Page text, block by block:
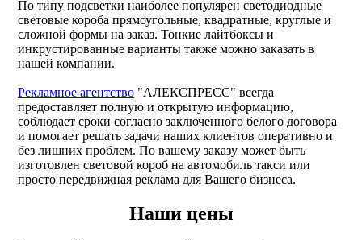
По типу подсветки наиболее популярен светодиодные
световые короба прямоугольные, квадратные, круглые и
сложной формы на заказ. Тонкие лайтбоксы и
инкрустированные варианты также можно заказать в
нашей компании.
Рекламное агентство "АЛЕКСПРЕСС" всегда
предоставляет полную и открытую информацию,
соблюдает сроки согласно заключенного белого договора
и помогает решать задачи наших клиентов оперативно и
без лишних проблем. По вашему заказу может быть
изготовлен световой короб на автомобиль такси или
просто передвижная реклама для Вашего бизнеса.
Наши цены